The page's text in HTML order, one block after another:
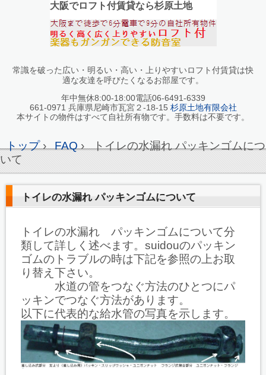
大阪でロフト付賃貸なら杉原土地
常識を破った広い・明るい・高い・上りやすいロフト付賃貸は快
適な友達を呼びたくなるお部屋です。
年中無休8:00-18:00電話06-6491-6339
661-0971 兵庫県尼崎市瓦宮２-18-15 杉原土地有限会社
本サイトの物件はすべて自社所有物です。手数料は不要です。
トップ› FAQ› トイレの水漏れ パッキンゴムにつ
いて
トイレの水漏れ パッキンゴムについて
トイレの水漏れ パッキンゴムについて分
類して詳しく述べます。suidouのパッキン
ゴムのトラブルの時は下記を参照の上お取
り替え下さい。
水道の管をつなぐ方法のひとつにパ
ッキンでつなぐ方法があります。
以下に代表的な給水管の写真を示します。